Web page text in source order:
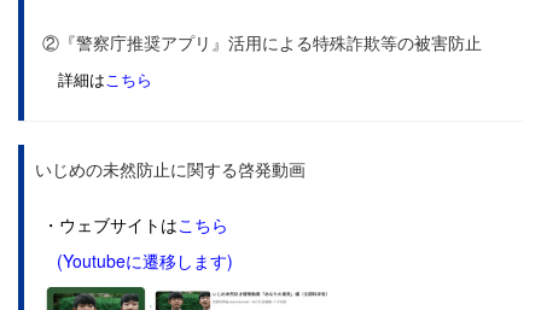
②『警察庁推奨アプリ』活用による特殊詐欺等の被害防止
詳細はこちら
いじめの未然防止に関する啓発動画
・ウェブサイトはこちら
(Youtubeに遷移します)